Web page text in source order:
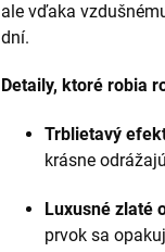
ale vďaka
dní.
Detaily, ktoré robia
Trblietavý
krásne
Luxusné zlaté
prvok sa